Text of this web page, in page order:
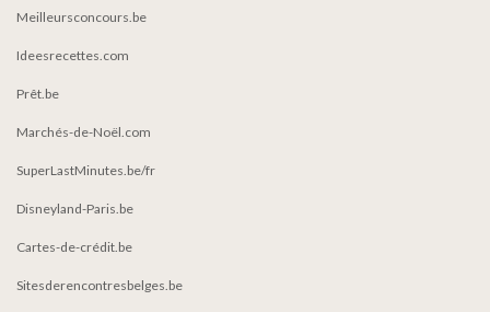
Meilleursconcours.be
Ideesrecettes.com
Prêt.be
Marchés-de-Noël.com
SuperLastMinutes.be/fr
Disneyland-Paris.be
Cartes-de-crédit.be
Sitesderencontresbelges.be